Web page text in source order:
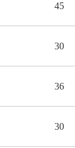
45
30
36
30